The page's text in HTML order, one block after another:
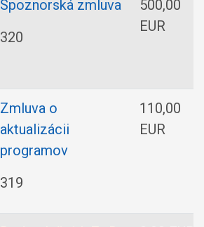
Spoznorská zmluva
320
500,00
EUR
Zmluva o
aktualizácii
programov
319
110,00
EUR